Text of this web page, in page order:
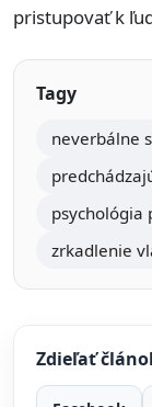
pristupovať k
Tagy
neverbálne
psychológia
zrkadlenie
Zdieľať